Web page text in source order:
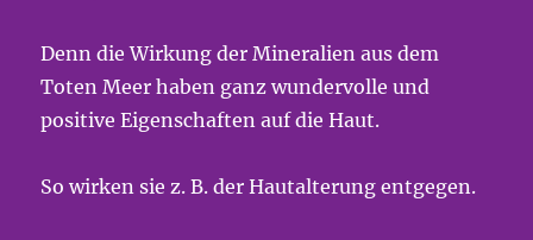
Denn die Wirkung der Mineralien aus dem
Toten Meer haben ganz wundervolle und
positive Eigenschaften auf die Haut.
So wirken sie z. B. der Hautalterung entgegen.